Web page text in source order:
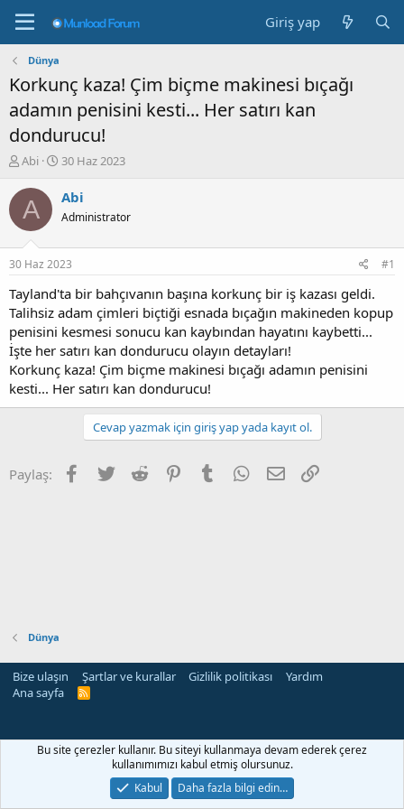
Giriş yap
Dünya
Korkunç kaza! Çim biçme makinesi bıçağı
adamın penisini kesti... Her satırı kan
dondurucu!
K
n
b
u
u
b
a
ş
l
a
t
a
n
Abi
B
ş
a
g
ı
ç
a
r
i
h
i
30 Haz 2023
A Abi
Administrator
30 Haz 2023 #1
Tayland'ta bir bahçıvanın başına korkunç bir iş kazası geldi.
Talihsiz adam çimleri biçtiği esnada bıçağın makineden kopup
penisini kesmesi sonucu kan kaybından hayatını kaybetti...
İşte her satırı kan dondurucu olayın detayları!
Korkunç kaza! Çim biçme makinesi bıçağı adamın penisini
kesti... Her satırı kan dondurucu!
Cevap yazmak için giriş yap yada kayıt ol.
Paylaş: Facebook
Twitter Reddit PinterestTumblr WhatsApp
E-posta
Dünya
Bize ulaşın Şartlar ve kurallar Gizlilik politikası
Yardım
Ana sayfa
R
Bu site çerezler kullanır. Bu siteyi kullanmaya devam ederek çerez
kullanımımızı kabul etmiş olursunuz.
Kabul
Daha fazla bilgi edin…